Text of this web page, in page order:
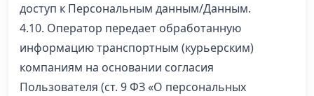
доступ к Персональным данным/Данным.
4.10. Оператор передает обработанную
информацию транспортным (курьерским)
компаниям на основании согласия
Пользователя (ст. 9 ФЗ «О персональных